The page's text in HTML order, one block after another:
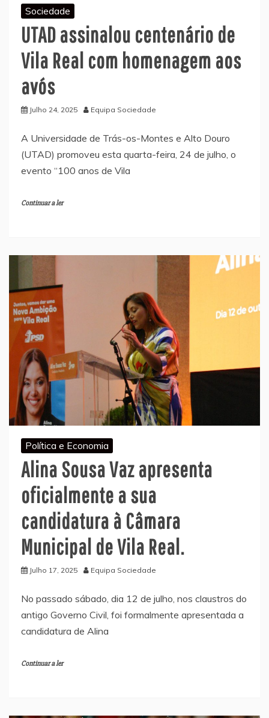
Sociedade
UTAD assinalou centenário de
Vila Real com homenagem aos
avós
Julho 24, 2025 Equipa Sociedade
A Universidade de Trás-os-Montes e Alto Douro
(UTAD) promoveu esta quarta-feira, 24 de julho, o
evento “100 anos de Vila
Continuar a ler
Política e Economia
Alina Sousa Vaz apresenta
oficialmente a sua
candidatura à Câmara
Municipal de Vila Real.
Julho 17, 2025 Equipa Sociedade
No passado sábado, dia 12 de julho, nos claustros do
antigo Governo Civil, foi formalmente apresentada a
candidatura de Alina
Continuar a ler